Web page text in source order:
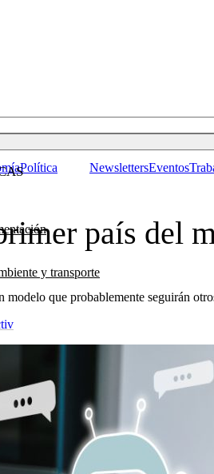
y transporte
Política NewslettersEventos
país del
modelo que probablemente seguirán